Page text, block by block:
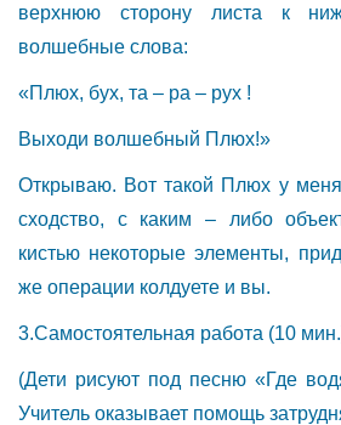
верхнюю сторону листа к
волшебные слова:
«Плюх, бух, та – ра – рух !
Выходи волшебный Плюх!»
Открываю. Вот такой Плюх у
сходство, с каким – либо
кистью некоторые элементы,
же операции колдуете и вы.
3.Самостоятельная работа (10
(Дети рисуют под песню «Где
Учитель оказывает помощь